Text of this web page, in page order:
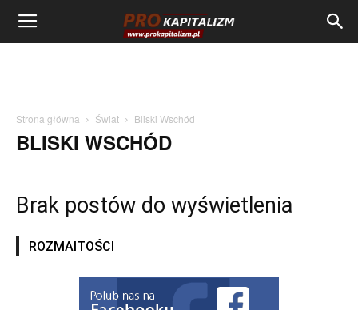
Strona główna Świat Bliski Wschód
BLISKI WSCHÓD
Brak postów do wyświetlenia
ROZMAITOŚCI